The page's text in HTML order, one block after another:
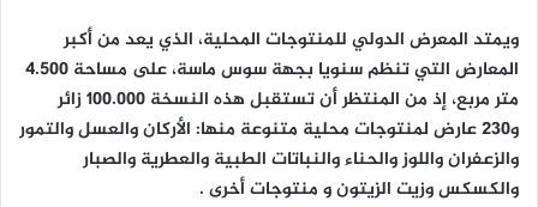
ويمتد المعرض الدولي للمنتوجات المحلية، الذي يعد من أكبر
المعارض التي تنظم سنويا بجهة سوس ماسة، على مساحة 4.500
متر مربع، إذ من المنتظر أن تستقبل هذه النسخة 100.000 زائر
و230 عارض لمنتوجات محلية متنوعة منها: الأركان والعسل والتمور
والزعفران واللوز والحناء والنباتات الطبية والعطرية والصبار
والكسكس وزيت الزيتون و منتوجات أخرى .